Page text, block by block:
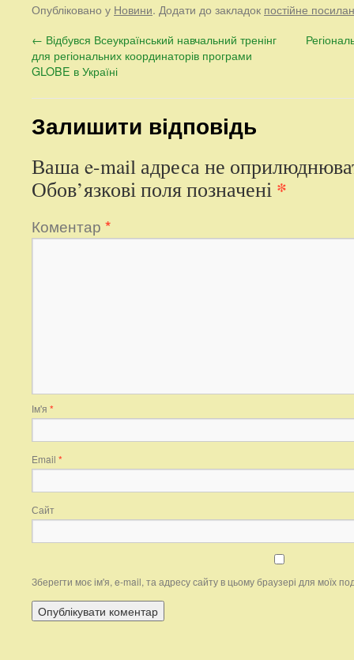
Опубліковано у Новини. Додати до закладок постійне
← Відбувся Всеукраїнський навчальний тренінг
для регіональних координаторів програми
GLOBE в Україні
Залишити відповідь
Ваша e-mail адреса не
Обов’язкові поля позначені *
Коментар *
Ім'я *
Email *
Сайт
Зберегти моє ім'я, e-mail, та адресу сайту в цьому браузері для моїх